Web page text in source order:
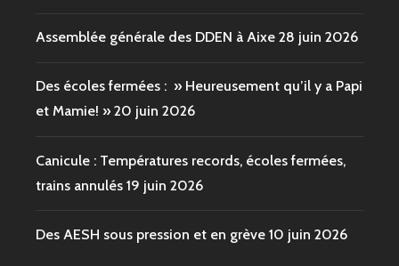
Assemblée générale des DDEN à Aixe 28 juin 2026
Des écoles fermées : » Heureusement qu’il y a Papi
et Mamie! » 20 juin 2026
Canicule : Températures records, écoles fermées,
trains annulés 19 juin 2026
Des AESH sous pression et en grève 10 juin 2026